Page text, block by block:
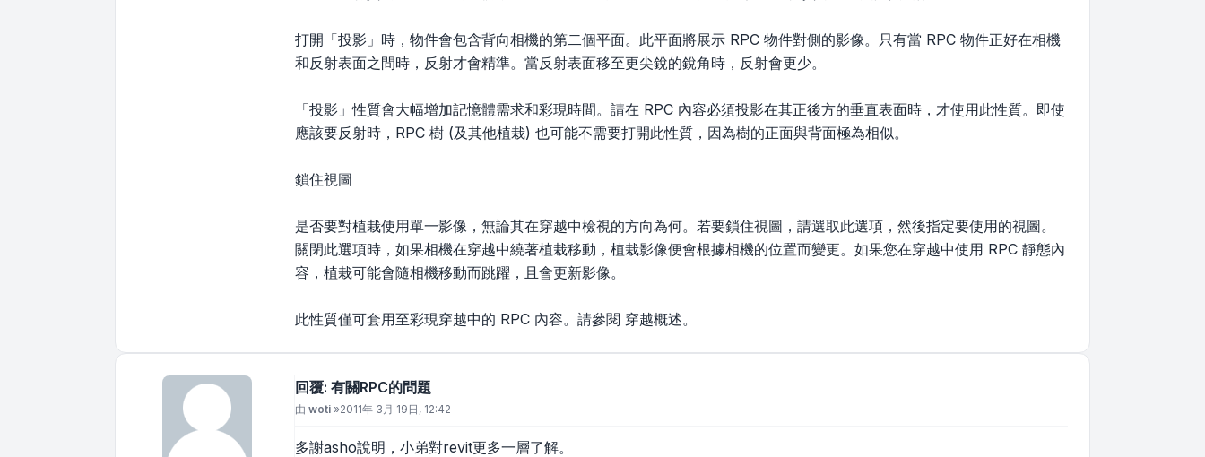
打開「投影」時，物件會包含背向相機的第二個平面。此平面將展示 RPC 物件對側的影像。只有當 RPC 物件正好在相機
和反射表面之間時，反射才會精準。當反射表面移至更尖銳的銳角時，反射會更少。
「投影」性質會大幅增加記憶體需求和彩現時間。請在 RPC 內容必須投影在其正後方的垂直表面時，才使用此性質。即使
應該要反射時，RPC 樹 (及其他植栽) 也可能不需要打開此性質，因為樹的正面與背面極為相似。
鎖住視圖
是否要對植栽使用單一影像，無論其在穿越中檢視的方向為何。若要鎖住視圖，請選取此選項，然後指定要使用的視圖。
關閉此選項時，如果相機在穿越中繞著植栽移動，植栽影像便會根據相機的位置而變更。如果您在穿越中使用 RPC 靜態內
容，植栽可能會隨相機移動而跳躍，且會更新影像。
此性質僅可套用至彩現穿越中的 RPC 內容。請參閱 穿越概述。
回覆: 有關RPC的問題
文章
由 woti »2011年 3月 19日, 12:42
多謝asho說明，小弟對revit更多一層了解。